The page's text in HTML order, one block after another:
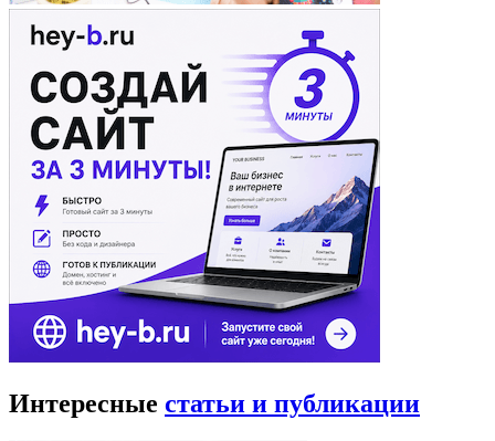
Интересные статьи и публикации